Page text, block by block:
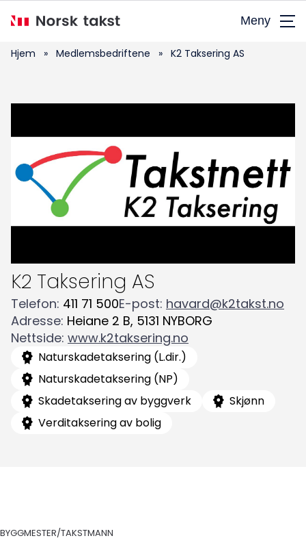
hovedinnhold
Meny
etter:
Hjem » Medlemsbedriftene » K2 Taksering AS
K2 Taksering AS
Telefon: 411 71 500E-post: havard@k2takst.no
Adresse: Heiane 2 B, 5131 NYBORG
Nettside: www.k2taksering.no
Naturskadetaksering (L.dir.)
Naturskadetaksering (NP)
Skadetaksering av byggverk
Skjønn
Verditaksering av bolig
BYGGMESTER/TAKSTMANN